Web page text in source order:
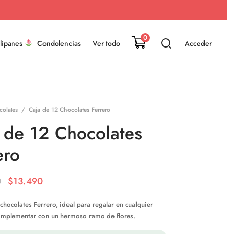
Condolencias Ver todo
0
Acceder
/ Caja de 12 Chocolates Ferrero
12 Chocolates
El precio
era:
$14.990.
$13.490
$13.490.
Ferrero, ideal para regalar en cualquier
con un hermoso ramo de flores.